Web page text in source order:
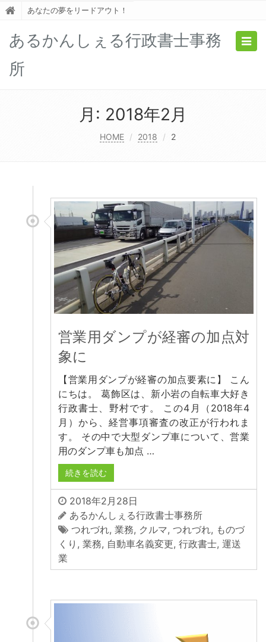
あなたの夢をリードアウト！
あるかんしぇる行政書士事務
所
月: 2018年2月
HOME 2018 2
営業用ダンプが経審の加点対
象に
【営業用ダンプが経審の加点要素に】 こん
にちは。 葛飾区は、新小岩の自転車大好き
行政書士、野村です。 この4月（2018年4
月）から、経営事項審査の改正が行われま
す。 その中で大型ダンプ車について、営業
用のダンプ車も加点 …
続きを読む
2018年2月28日
あるかんしぇる行政書士事務所
つれづれ, 業務, クルマ, つれづれ, ものづ
くり , 業務, 自動車名義変更, 行政書士, 運送
業